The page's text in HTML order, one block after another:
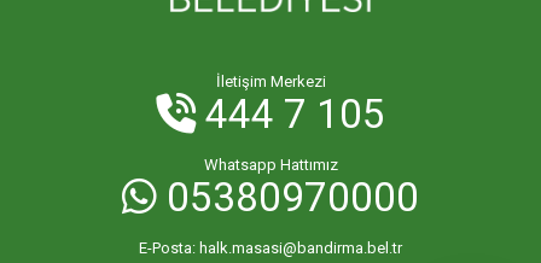
PAŞAMESCİT MAHALLESİ
SUNULLAH MAHALLESİ
ŞİRİNÇAVUŞ MAHALLESİ
İletişim Merkezi
444 7 105
Whatsapp Hattımız
05380970000
E-Posta: halk.masasi@bandirma.bel.tr